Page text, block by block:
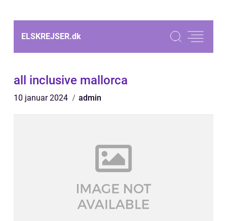
ELSKREJSER.dk
all inclusive mallorca
10 januar 2024 admin